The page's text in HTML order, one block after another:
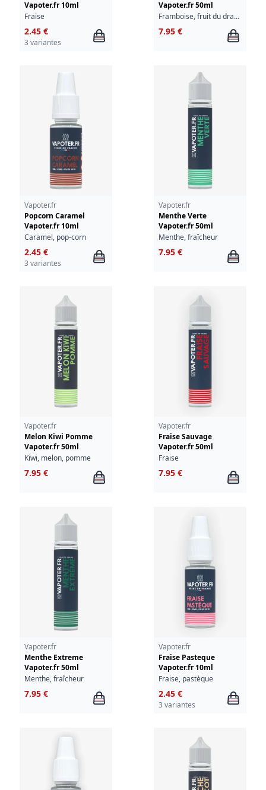
Vapoter.fr 10ml
Fraise
2.45 €
3 variantes
Vapoter.fr 50ml
Framboise, fruit du dragon, fraîcheur
7.95 €
Vapoter.fr
Popcorn Caramel
Vapoter.fr 10ml
Caramel, pop-corn
2.45 €
3 variantes
Vapoter.fr
Menthe Verte
Vapoter.fr 50ml
Menthe, fraîcheur
7.95 €
Vapoter.fr
Melon Kiwi Pomme
Vapoter.fr 50ml
Kiwi, melon, pomme
7.95 €
Vapoter.fr
Fraise Sauvage
Vapoter.fr 50ml
Fraise
7.95 €
Vapoter.fr
Menthe Extreme
Vapoter.fr 50ml
Menthe, fraîcheur
7.95 €
Vapoter.fr
Fraise Pasteque
Vapoter.fr 10ml
Fraise, pastèque
2.45 €
3 variantes